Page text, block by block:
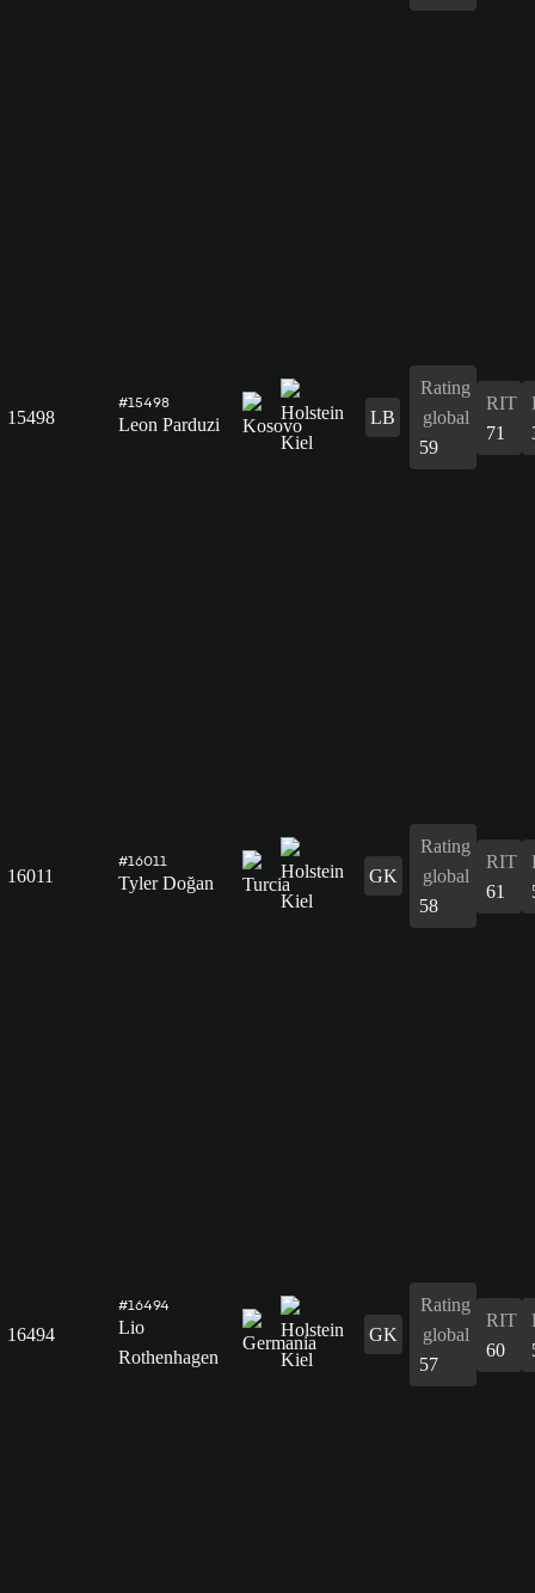
15498
#15498
Leon Parduzi LB
Rating
global
59
RIT
71
16011
#16011
Tyler Doğan GK
Rating
global
58
RIT
61
16494
#16494
Lio
Rothenhagen
GK
Rating
global
57
RIT
60